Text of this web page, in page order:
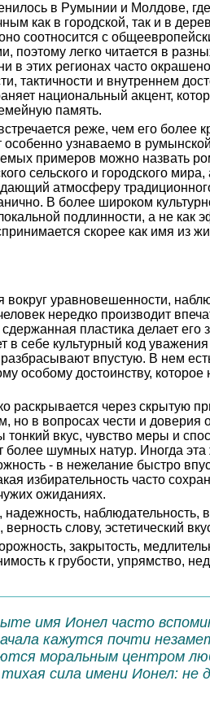
в Румынии и Молдове,
как в городской, так и в
соотносится с
поэтому легко читается в
в этих регионах часто окрашено
тактичности и внутреннем
национальный акцент,
память.
реже, чем его более
узнаваемо в
примеров можно назвать
сельского и городского
атмосферу
В более широком
подлинности, а не как
скорее как имя из
уравновешенности,
нередко производит
пластика делает его
себе культурный код
впустую. В нем
особому достоинству,
раскрывается через скрытую
но в вопросах чести и доверия
вкус, чувство меры и
более шумных натур. Иногда эта
- в нежелание быстро
избирательность часто
ожиданиях.
надежность, наблюдательность,
слову, эстетический
закрытость,
к грубости, упрямство,
имя Ионел часто
кажутся почти
моральным центром
сила имени Ионел: не